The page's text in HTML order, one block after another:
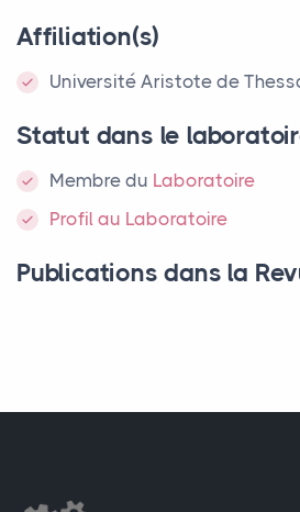
Affiliation(s)
Université Aristote de
Statut dans le
Membre du Laboratoire
Profil au Laboratoire
Publications dans la